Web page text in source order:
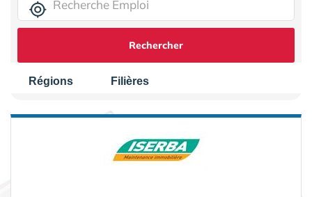
Rechercher
Régions Filières